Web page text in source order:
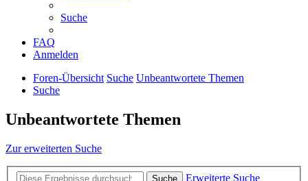
Suche
FAQ
Anmelden
Foren-Übersicht Suche Unbeantwortete Themen
Suche
Unbeantwortete Themen
Zur erweiterten Suche
Suche
Erweiterte Suche